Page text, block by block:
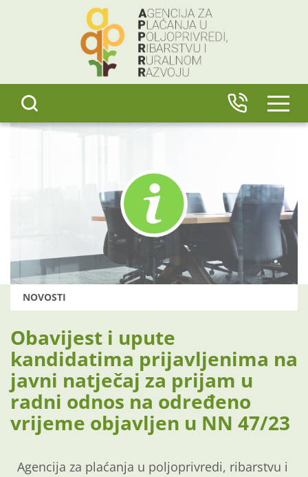
NOVOSTI
Obavijest i upute
kandidatima prijavljenima na
javni natječaj za prijam u
radni odnos na određeno
vrijeme objavljen u NN 47/23
Agencija za plaćanja u poljoprivredi, ribarstvu i